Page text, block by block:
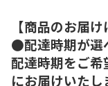
【商品のお届け
●配達時期が選
配達時期をご
にお届けいたし